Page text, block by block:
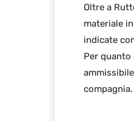
Oltre a
materiale
indicate
Per